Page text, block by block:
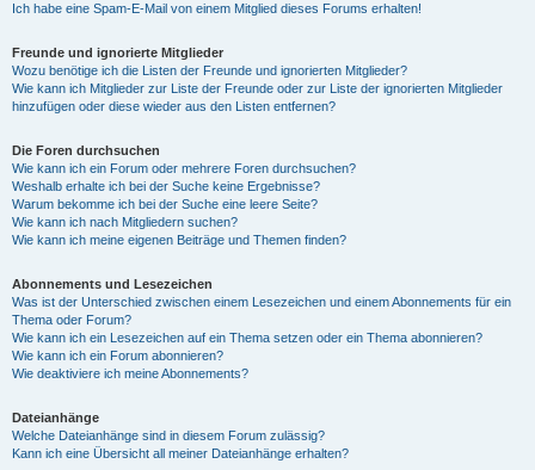
Ich habe eine Spam-E-Mail von einem Mitglied dieses Forums erhalten!
Freunde und ignorierte Mitglieder
Wozu benötige ich die Listen der Freunde und ignorierten Mitglieder?
Wie kann ich Mitglieder zur Liste der Freunde oder zur Liste der ignorierten Mitglieder
hinzufügen oder diese wieder aus den Listen entfernen?
Die Foren durchsuchen
Wie kann ich ein Forum oder mehrere Foren durchsuchen?
Weshalb erhalte ich bei der Suche keine Ergebnisse?
Warum bekomme ich bei der Suche eine leere Seite?
Wie kann ich nach Mitgliedern suchen?
Wie kann ich meine eigenen Beiträge und Themen finden?
Abonnements und Lesezeichen
Was ist der Unterschied zwischen einem Lesezeichen und einem Abonnements für ein
Thema oder Forum?
Wie kann ich ein Lesezeichen auf ein Thema setzen oder ein Thema abonnieren?
Wie kann ich ein Forum abonnieren?
Wie deaktiviere ich meine Abonnements?
Dateianhänge
Welche Dateianhänge sind in diesem Forum zulässig?
Kann ich eine Übersicht all meiner Dateianhänge erhalten?